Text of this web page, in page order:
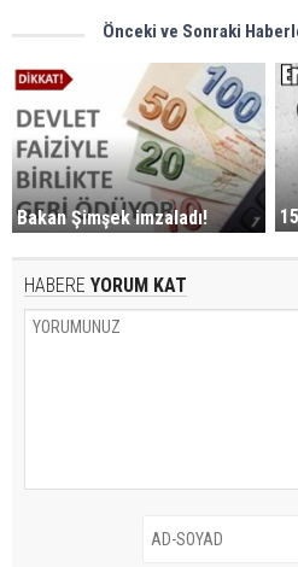
Önceki ve Sonraki
Bakan Şimşek imzaladı!
HABERE YORUM KAT